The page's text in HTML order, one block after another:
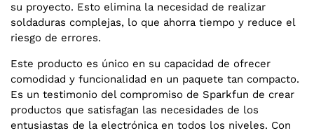
su proyecto. Esto elimina la necesidad de realizar
soldaduras complejas, lo que ahorra tiempo y reduce el
riesgo de errores.
Este producto es único en su capacidad de ofrecer
comodidad y funcionalidad en un paquete tan compacto.
Es un testimonio del compromiso de Sparkfun de crear
productos que satisfagan las necesidades de los
entusiastas de la electrónica en todos los niveles. Con